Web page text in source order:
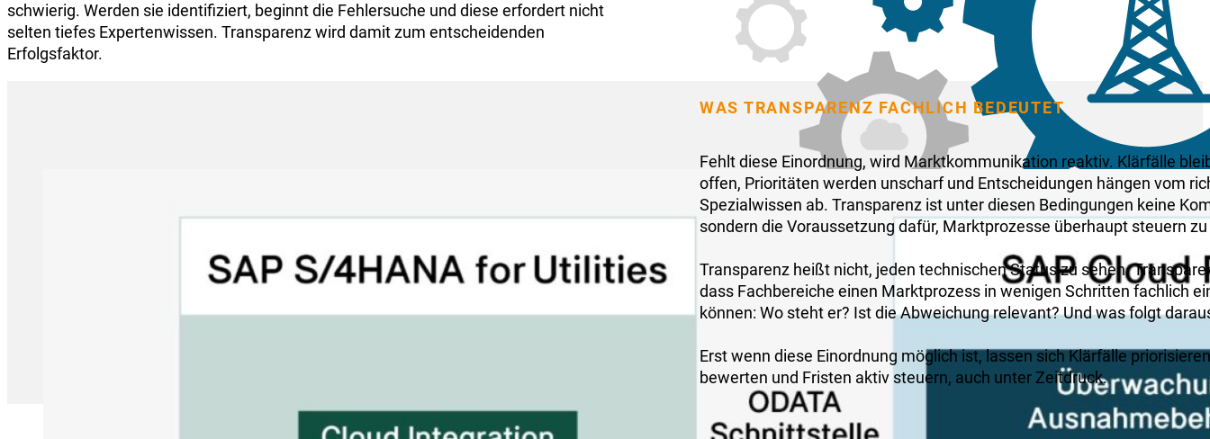
schwierig. Werden sie identifiziert, beginnt die Fehlersuche und diese erfordert nicht
selten tiefes Expertenwissen. Transparenz wird damit zum entscheidenden
Erfolgsfaktor.
WAS TRANSPARENZ FACHLICH BEDEUTET
Fehlt diese Einordnung, wird Marktkommunikation reaktiv. Klärfälle
offen, Prioritäten werden unscharf und Entscheidungen hängen vom
Spezialwissen ab. Transparenz ist unter diesen Bedingungen keine
sondern die Voraussetzung dafür, Marktprozesse überhaupt steuern
Transparenz heißt nicht, jeden technischen Status zu sehen.
dass Fachbereiche einen Marktprozess in wenigen Schritten fachlich
können: Wo steht er? Ist die Abweichung relevant? Und was folgt
Erst wenn diese Einordnung möglich ist, lassen sich Klärfälle
bewerten und Fristen aktiv steuern, auch unter Zeitdruck.